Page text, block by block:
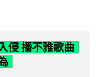
侵 播不雅歌曲